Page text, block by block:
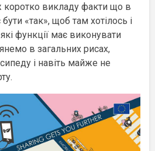
коротко викладу факти що в
«так», щоб там хотілось і
функції має виконувати
в загальних рисах,
і навіть майже не